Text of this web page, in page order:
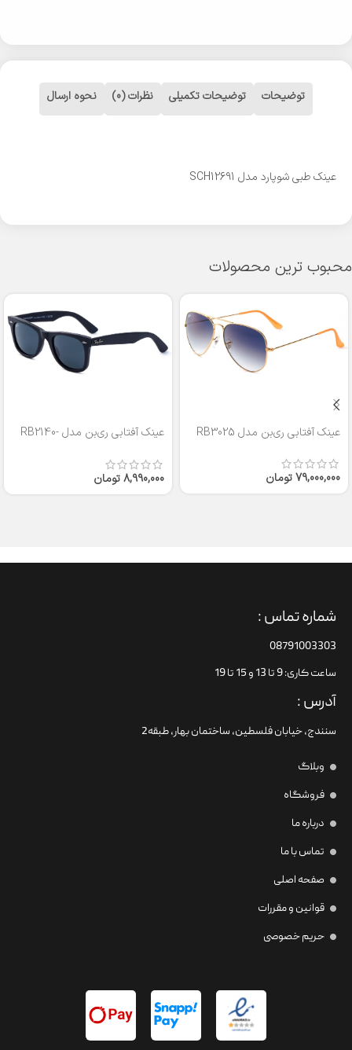
توضیحات توضیحات تکمیلی نظرات (0) نحوه ارسال
عینک طبی شوپارد مدل SCH12691
محبوب ترین محصولات
عینک آفتابی ری‌بن مدل RB3025
79,000,000تومان
عینک آفتابی ری‌بن مدل RB2140-
8,990,000تومان
شماره تماس :
08791003303
ساعت کاری: 9 تا 13 و 15 تا 19
آدرس :
سنندج، خیابان فلسطین،‌ ساختمان بهار، طبقه2
وبلاگ
فروشگاه
درباره ما
تماس با ما
صفحه اصلی
قوانین و مقررات
حریم خصوصی